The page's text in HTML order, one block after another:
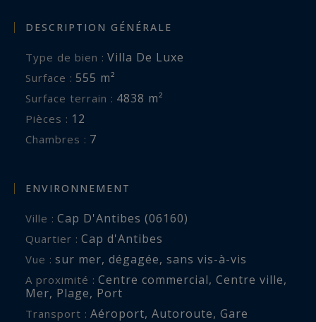
DESCRIPTION GÉNÉRALE
Type de bien : Villa De Luxe
Surface : 555 m²
Surface terrain : 4838 m²
Pièces : 12
Chambres : 7
ENVIRONNEMENT
Ville : Cap D'Antibes (06160)
Quartier : Cap d'Antibes
Vue : sur mer, dégagée, sans vis-à-vis
A proximité : Centre commercial, Centre ville,
Mer, Plage, Port
Transport : Aéroport, Autoroute, Gare